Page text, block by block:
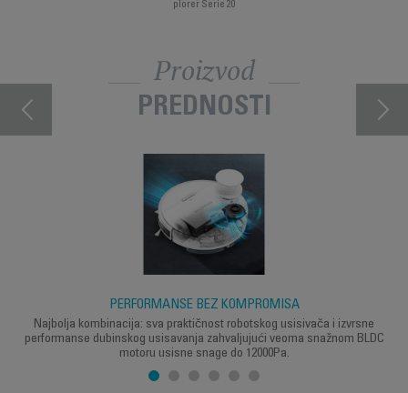
plorer Serie 20
Proizvod
PREDNOSTI
PERFORMANSE BEZ KOMPROMISA
Najbolja kombinacija: sva praktičnost robotskog usisivača i izvrsne
performanse dubinskog usisavanja zahvaljujući veoma snažnom BLDC
motoru usisne snage do 12000Pa.